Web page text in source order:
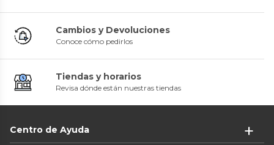
Cambios y Devoluciones
Conoce cómo pedirlos
Tiendas y horarios
Revisa dónde están nuestras tiendas
Centro de Ayuda